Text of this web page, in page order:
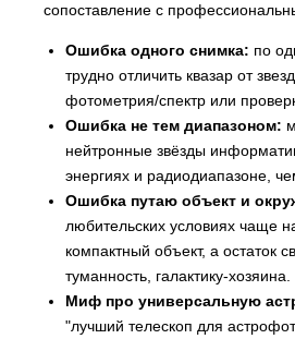
сопоставление с
Ошибка одного снимка: по
трудно отличить квазар от
фотометрия/спектр или
Ошибка не тем диапазоном:
нейтронные звёзды
энергиях и радиодиапазоне,
Ошибка путаю объект и
любительских условиях чаще
компактный объект, а остаток
туманность, галактику-хозяина.
Миф про универсальную
"лучший телескоп для